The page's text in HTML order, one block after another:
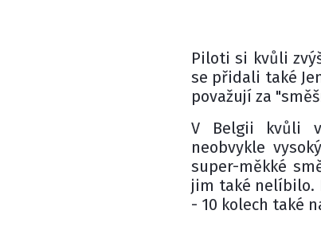
Piloti si kvůli
se přidali také
považují za
V Belgii kvůli
neobvykle
super-měkké
jim také nelíbilo.
- 10 kolech také